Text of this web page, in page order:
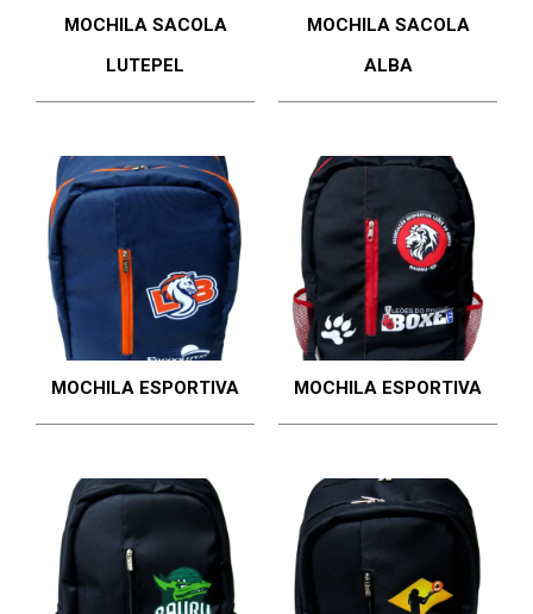
MOCHILA SACOLA
LUTEPEL
MOCHILA SACOLA
ALBA
MOCHILA ESPORTIVA MOCHILA ESPORTIVA